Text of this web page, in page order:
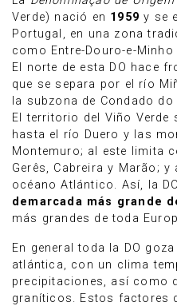
Anúnciate
Verde) nació en 1959 y se
Portugal, en una zona
como Entre-Douro-e-
El norte de esta DO hace
que se separa por el río
la subzona de Condado
El territorio del Viño Verde
hasta el río Duero y las
Montemuro; al este limita
Gerês, Cabreira y Marão; y
océano Atlántico. Así, la
demarcada más grande
más grandes de toda
En general toda la DO
atlántica, con un clima
precipitaciones, así como
graníticos. Estos factores